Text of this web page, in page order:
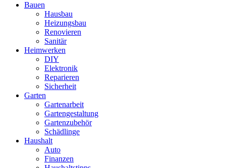
Bauen
Hausbau
Heizungsbau
Renovieren
Sanitär
Heimwerken
DIY
Elektronik
Reparieren
Sicherheit
Garten
Gartenarbeit
Gartengestaltung
Gartenzubehör
Schädlinge
Haushalt
Auto
Finanzen